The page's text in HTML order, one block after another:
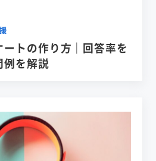
トの作り方｜回答率を
例を解説